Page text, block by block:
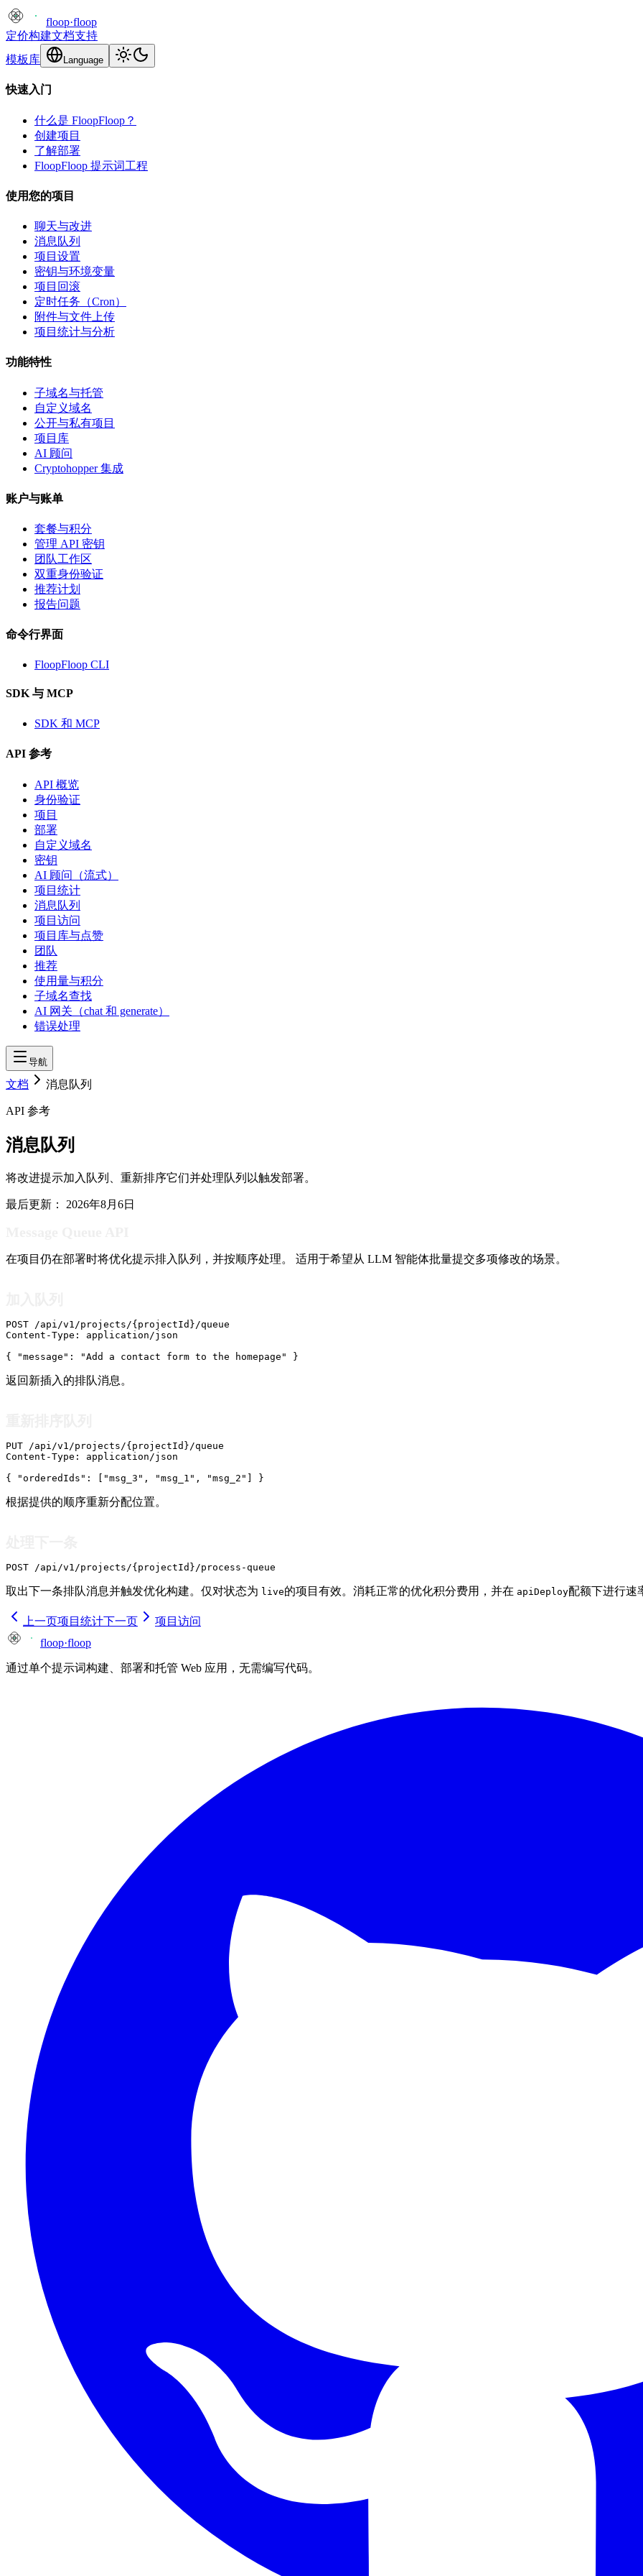
floop·floop
定价构建文档支持
模板库
Language
快速入门
什么是 FloopFloop？
创建项目
了解部署
FloopFloop 提示词工程
使用您的项目
聊天与改进
消息队列
项目设置
密钥与环境变量
项目回滚
定时任务（Cron）
附件与文件上传
项目统计与分析
功能特性
子域名与托管
自定义域名
公开与私有项目
项目库
AI 顾问
Cryptohopper 集成
账户与账单
套餐与积分
管理 API 密钥
团队工作区
双重身份验证
推荐计划
报告问题
命令行界面
FloopFloop CLI
SDK 与 MCP
SDK 和 MCP
API 参考
API 概览
身份验证
项目
部署
自定义域名
密钥
AI 顾问（流式）
项目统计
消息队列
项目访问
项目库与点赞
团队
推荐
使用量与积分
子域名查找
AI 网关（chat 和 generate）
错误处理
导航
文档 消息队列
API 参考
消息队列
将改进提示加入队列、重新排序它们并处理队列以触发部署。
最后更新： 2026年8月6日
在项目仍在部署时将优化提示排入队列，并按顺序处理。 适用于希望从 LLM 智能体批量提交多项修改的场景。
POST /api/v1/projects/{projectId}/queue
Content-Type: application/json
{ "message": "Add a contact form to the homepage" }
返回新插入的排队消息。
PUT /api/v1/projects/{projectId}/queue
Content-Type: application/json
{ "orderedIds": ["msg_3", "msg_1", "msg_2"] }
根据提供的顺序重新分配位置。
POST /api/v1/projects/{projectId}/process-queue
取出下一条排队消息并触发优化构建。仅对状态为 live的项目有效。消耗正常的优化积分费用，并在 apiDeploy配额下进行速
上一页项目统计下一页
项目访问
floop·floop
通过单个提示词构建、部署和托管 Web 应用，无需编写代码。